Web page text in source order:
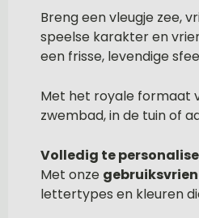
Breng een vleugje zee,
speelse karakter en
een frisse, levendige
Met het royale formaat
zwembad, in de tuin of
Volledig te
Met onze
lettertypes en kleuren